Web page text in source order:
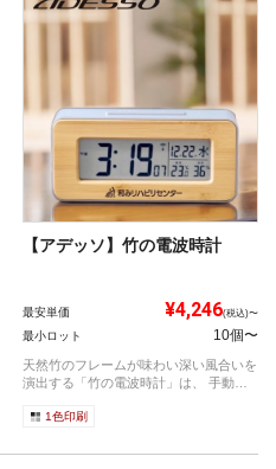
【アデッソ】竹の電波時計
最安単価 ¥4,246(税込)〜
最小ロット 10個〜
天然竹のフレームが味わい深い風合いを
演出する「竹の電波時計」は、 手動で
1色印刷